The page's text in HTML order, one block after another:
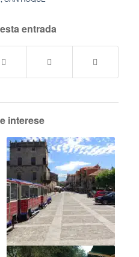
entrada
interese